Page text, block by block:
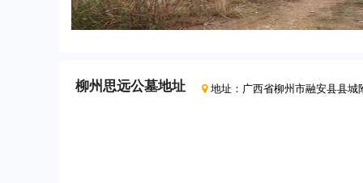
柳州思远公墓地址 地址： 广西省柳州市融安县县城